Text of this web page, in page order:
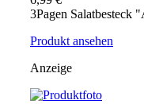
3Pagen Salatbesteck
Produkt ansehen
Anzeige